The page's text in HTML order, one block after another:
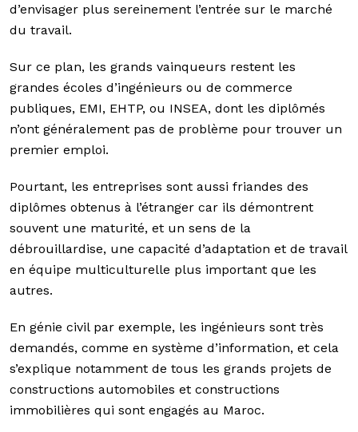
d’envisager plus sereinement l’entrée sur le marché
du travail.
Sur ce plan, les grands vainqueurs restent les
grandes écoles d’ingénieurs ou de commerce
publiques, EMI, EHTP, ou INSEA, dont les diplômés
n’ont généralement pas de problème pour trouver un
premier emploi.
Pourtant, les entreprises sont aussi friandes des
diplômes obtenus à l’étranger car ils démontrent
souvent une maturité, et un sens de la
débrouillardise, une capacité d’adaptation et de travail
en équipe multiculturelle plus important que les
autres.
En génie civil par exemple, les ingénieurs sont très
demandés, comme en système d’information, et cela
s’explique notamment de tous les grands projets de
constructions automobiles et constructions
immobilières qui sont engagés au Maroc.